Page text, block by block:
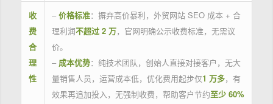
收
费
合
理
性
– 价格标准：摒弃高价暴利，外贸网站 SEO 成本 + 合
理利润不超过 2 万，官网明确公示收费标准，无需议
价。
– 成本优势：纯技术团队，创始人直接对接客户，无大
量销售人员，运营成本低，优化费用起步仅1 万多，有
效果再追加投入，无强制收费，帮助客户节约至少 60%